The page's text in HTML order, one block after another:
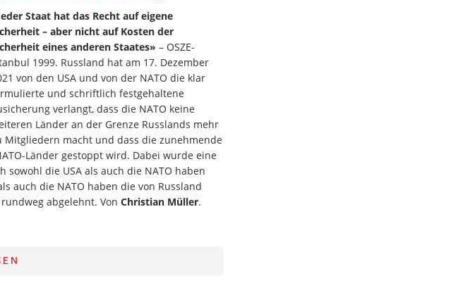
Staat hat das Recht auf eigene
– aber nicht auf Kosten der
eines anderen Staates» – OSZE-
1999. Russland hat am 17. Dezember
von den USA und von der NATO die klar
und schriftlich festgehaltene
verlangt, dass die NATO keine
Länder an der Grenze Russlands mehr
Mitgliedern macht und dass die zunehmende
Länder gestoppt wird. Dabei wurde eine
die USA als auch die NATO haben
auch die NATO haben die von Russland
abgelehnt. Von Christian Müller.